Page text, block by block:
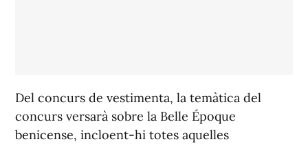
Del concurs de vestimenta, la temàtica del
concurs versarà sobre la Belle Époque
benicense, incloent-hi totes aquelles